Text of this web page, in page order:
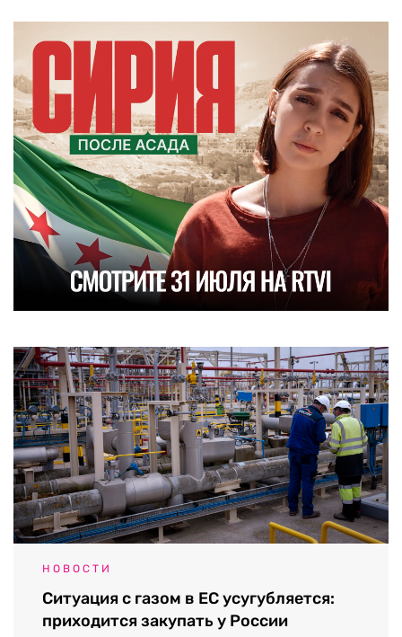
НОВОСТИ
Ситуация с газом в ЕС усугубляется:
приходится закупать у России